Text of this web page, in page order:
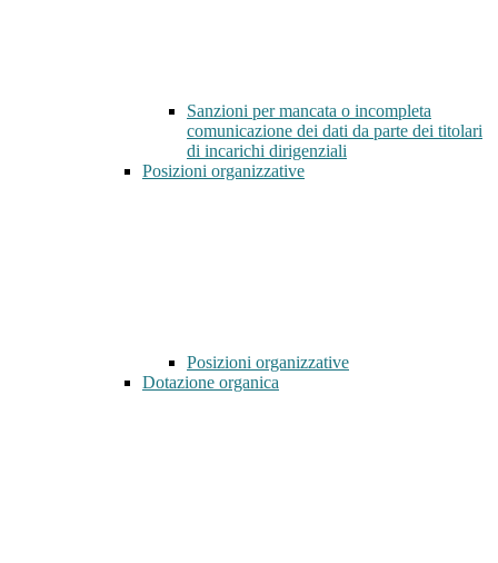
Sanzioni per mancata o incompleta
comunicazione dei dati da parte dei titolari
di incarichi dirigenziali
Posizioni organizzative
Posizioni organizzative
Dotazione organica